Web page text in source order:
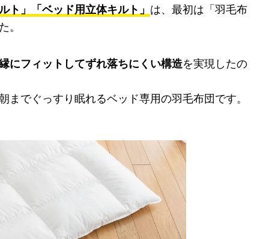
ト」「ベッド用立体キルト」 は、最初は「羽毛布
にフィットしてずれ落ちにくい構造を実現したの
でぐっすり眠れるベッド専用の羽毛布団です。